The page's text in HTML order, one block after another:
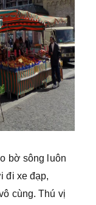
bờ sông luôn
đi xe đạp,
cùng. Thú vị